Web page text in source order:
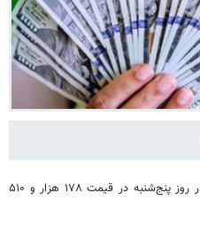
به گزارش خبرگزاری خبرآنلاین، قیمت دلار روز پنج‌شنبه در قیمت ۱۷۸ هزار و ۵۱۰